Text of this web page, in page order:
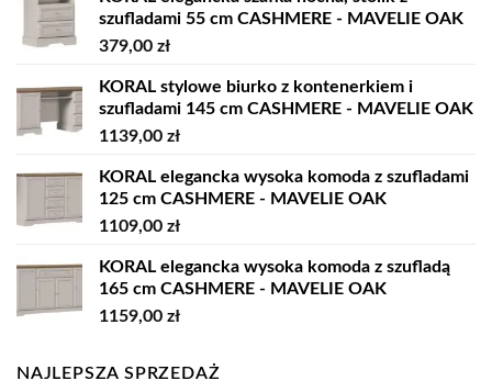
szufladami 55 cm CASHMERE - MAVELIE OAK
379,00 zł
KORAL stylowe biurko z kontenerkiem i
szufladami 145 cm CASHMERE - MAVELIE OAK
1139,00 zł
KORAL elegancka wysoka komoda z szufladami
125 cm CASHMERE - MAVELIE OAK
1109,00 zł
KORAL elegancka wysoka komoda z szufladą
165 cm CASHMERE - MAVELIE OAK
1159,00 zł
NAJLEPSZA SPRZEDAŻ